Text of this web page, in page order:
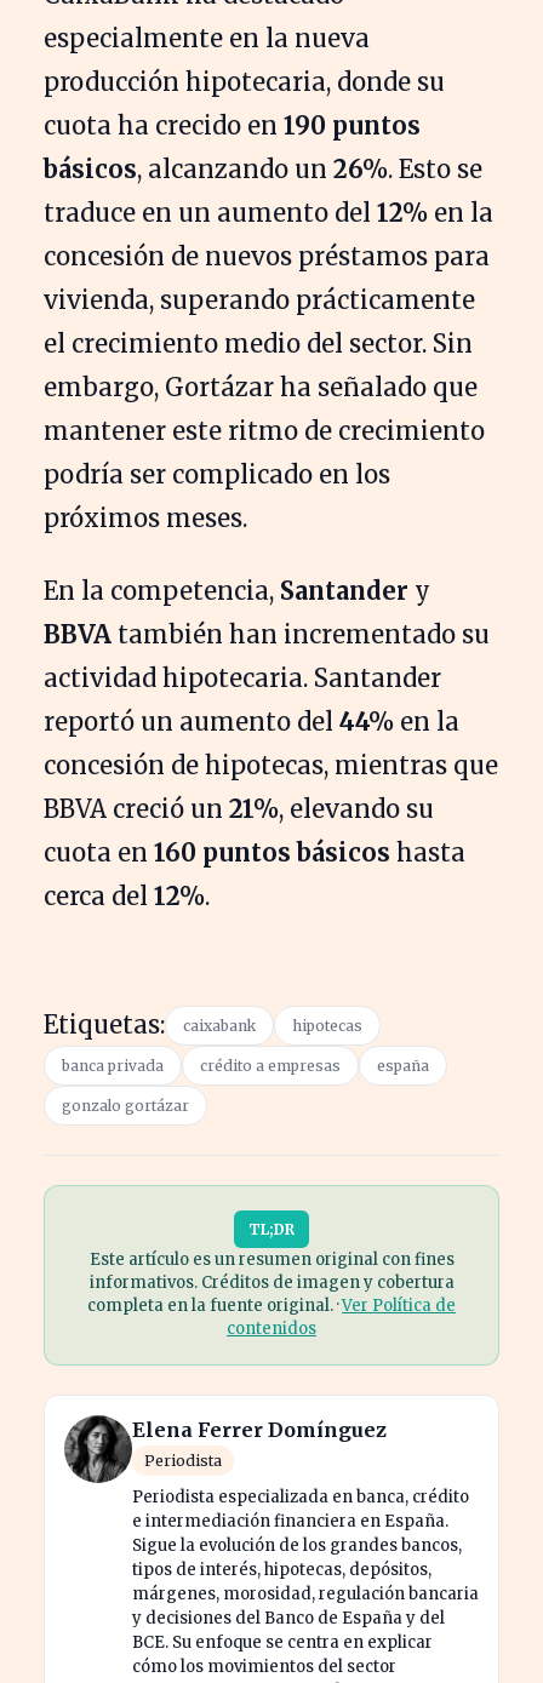
especialmente en la nueva
producción hipotecaria, donde su
cuota ha crecido en 190 puntos
básicos, alcanzando un 26%. Esto se
traduce en un aumento del 12% en la
concesión de nuevos préstamos para
vivienda, superando prácticamente
el crecimiento medio del sector. Sin
embargo, Gortázar ha señalado que
mantener este ritmo de crecimiento
podría ser complicado en los
próximos meses.
En la competencia, Santander y
BBVA también han incrementado su
actividad hipotecaria. Santander
reportó un aumento del 44% en la
concesión de hipotecas, mientras que
BBVA creció un 21%, elevando su
cuota en 160 puntos básicos hasta
cerca del 12%.
Etiquetas: caixabank hipotecas
banca privada crédito a empresas españa
gonzalo gortázar
TL;DR
Este artículo es un resumen original con fines
informativos. Créditos de imagen y cobertura
completa en la fuente original. ·Ver Política de
contenidos
Elena Ferrer Domínguez
Periodista
Periodista especializada en banca, crédito
e intermediación financiera en España.
Sigue la evolución de los grandes bancos,
tipos de interés, hipotecas, depósitos,
márgenes, morosidad, regulación bancaria
y decisiones del Banco de España y del
BCE. Su enfoque se centra en explicar
cómo los movimientos del sector